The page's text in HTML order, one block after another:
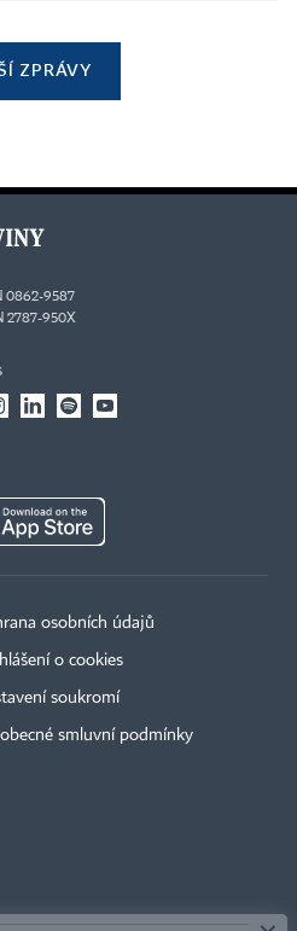
ZPRÁVY
0862-9587
2787-950X
osobních údajů
o cookies
soukromí
smluvní podmínky